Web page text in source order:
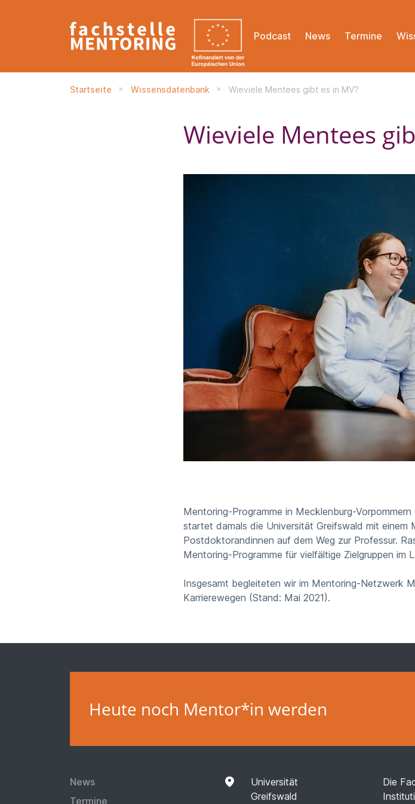
Podcast News Termine
Startseite Wissensdatenbank Wieviele Mentees gibt es in MV?
Wieviele Mentees
Mentoring-Programme in Mecklenburg-
startet damals die Universität Greifswald mit einem
Postdoktorandinnen auf dem Weg zur Professur.
Mentoring-Programme für vielfältige Zielgruppen im
Insgesamt begleiteten wir im Mentoring-Netzwerk
Karrierewegen (Stand: Mai 2021).
Heute noch Mentor*in werden
News
Termine
Universität
Greifswald
Die